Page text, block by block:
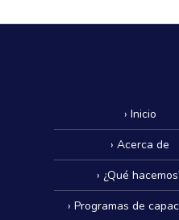
› Inicio
› Acerca de
› ¿Qué
› Programas de